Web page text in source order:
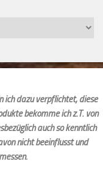
ich dazu verpflichtet, diese
bekomme ich z.T. von
auch so kenntlich
nicht beeinflusst und